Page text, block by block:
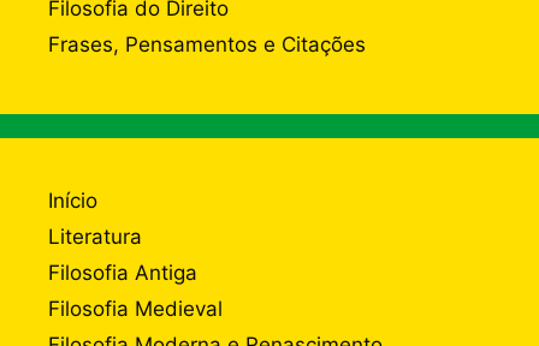
Filosofia do Direito
Frases, Pensamentos e Citações
Início
Literatura
Filosofia Antiga
Filosofia Medieval